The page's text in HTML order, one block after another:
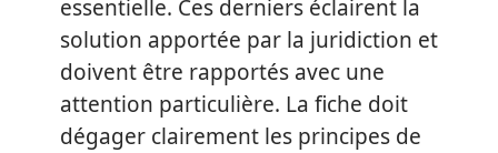
essentielle. Ces derniers éclairent la
solution apportée par la juridiction et
doivent être rapportés avec une
attention particulière. La fiche doit
dégager clairement les principes de